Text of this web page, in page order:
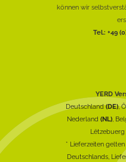
können wir
Tel.: +49
YERD
Deutschland(DE),
Nederland (NL),
Lëtzebuerg
* Lieferzeiten
Deutschlands,